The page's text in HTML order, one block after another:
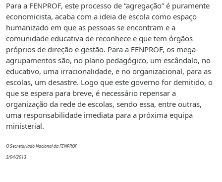
Para a FENPROF, este processo de “agregação” é puramente
economicista, acaba com a ideia de escola como espaço
humanizado em que as pessoas se encontram e a
comunidade educativa de reconhece e que tem órgãos
próprios de direção e gestão. Para a FENPROF, os mega-
agrupamentos são, no plano pedagógico, um escândalo, no
educativo, uma irracionalidade, e no organizacional, para as
escolas, um desastre. Logo que este governo for demitido, o
que se espera para breve, é necessário repensar a
organização da rede de escolas, sendo essa, entre outras,
uma responsabilidade imediata para a próxima equipa
ministerial.
O Secretariado Nacional da FENPROF
3/04/2013